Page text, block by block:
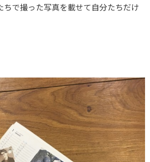
ちで撮った写真を載せて自分たちだけ